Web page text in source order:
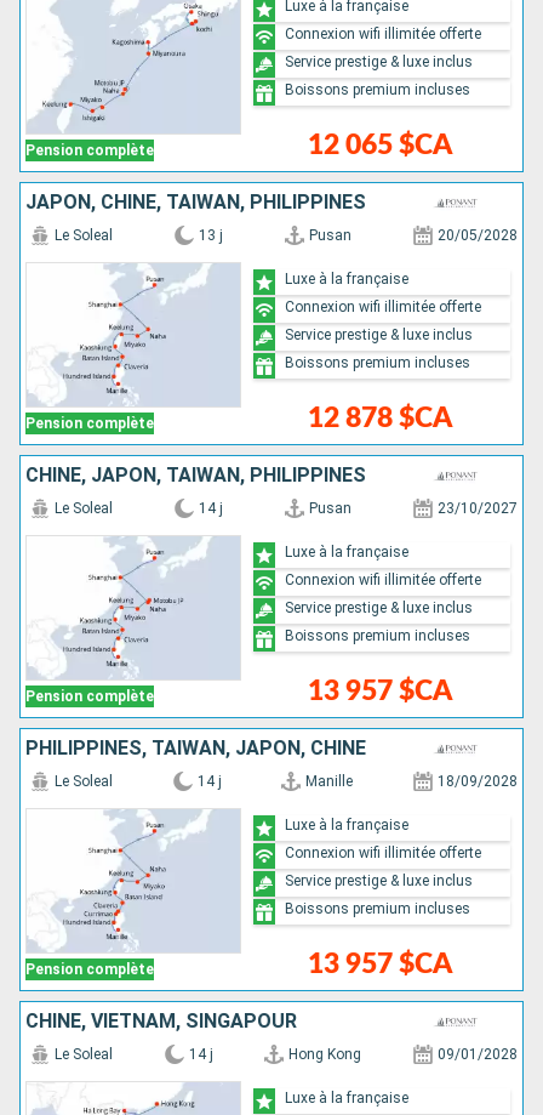
Pension complète 12 065 $CA
Luxe à la française
Connexion wifi illimitée offerte
Service prestige & luxe inclus
Boissons premium incluses
JAPON, CHINE, TAÏWAN, PHILIPPINES
Pension complète
Le Soleal 13 j Pusan 20/05/2028
12 878 $CA
Luxe à la française
Connexion wifi illimitée offerte
Service prestige & luxe inclus
Boissons premium incluses
CHINE, JAPON, TAÏWAN, PHILIPPINES
Pension complète
Le Soleal 14 j Pusan 23/10/2027
13 957 $CA
Luxe à la française
Connexion wifi illimitée offerte
Service prestige & luxe inclus
Boissons premium incluses
PHILIPPINES, TAÏWAN, JAPON, CHINE
Pension complète
Le Soleal 14 j Manille 18/09/2028
13 957 $CA
Luxe à la française
Connexion wifi illimitée offerte
Service prestige & luxe inclus
Boissons premium incluses
CHINE, VIETNAM, SINGAPOUR
Le Soleal 14 j Hong Kong 09/01/2028
Luxe à la française